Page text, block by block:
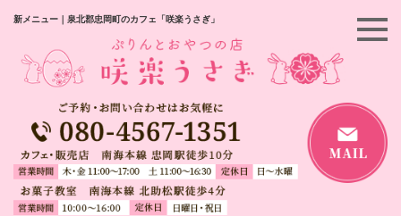
新メニュー｜泉北郡忠岡町のカフェ「咲楽うさぎ」